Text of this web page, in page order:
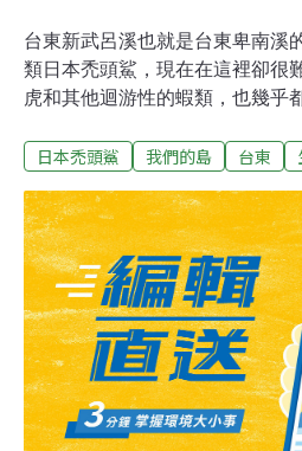
台東新武呂溪也就是台東卑南溪
類日本禿頭鯊，現在在這裡卻很
虎和其他迴游性的蝦類，也幾
部、身上明顯的斑馬紋，這是日
新武呂溪魚類保護區，卻是少到
府在2021年2月完成了「新武呂
性調查監測及部落旅遊生態輔導
璋負責溪流裡水族類的調查，「
的洄游溪性魚類就是日本禿頭鯊
大溪流，都算常見物種，在新武
調查好像只有兩、三隻；另外一
也都有發現，我們一整年調查下
的蝦類，也是完全沒調查到。」
日本禿頭鯊 我們的島 台東